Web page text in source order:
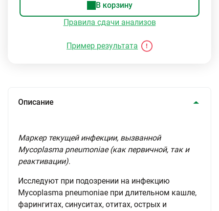
В корзину
Правила сдачи анализов
Пример результата
Описание
Маркер текущей инфекции, вызванной
Mycoplasma pneumoniae (как первичной, так и
реактивации).
Исследуют при подозрении на инфекцию
Mycoplasma pneumoniae при длительном кашле,
фарингитах, синуситах, отитах, острых и